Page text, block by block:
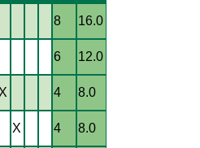
8 16.0
6 12.0
X 4 8.0
X 4 8.0